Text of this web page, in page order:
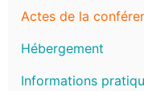
Actes de la
Hébergement
Informations